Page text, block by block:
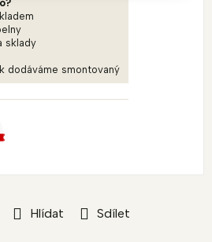
Hlídat Sdílet
sklady
dodáváme smontovaný